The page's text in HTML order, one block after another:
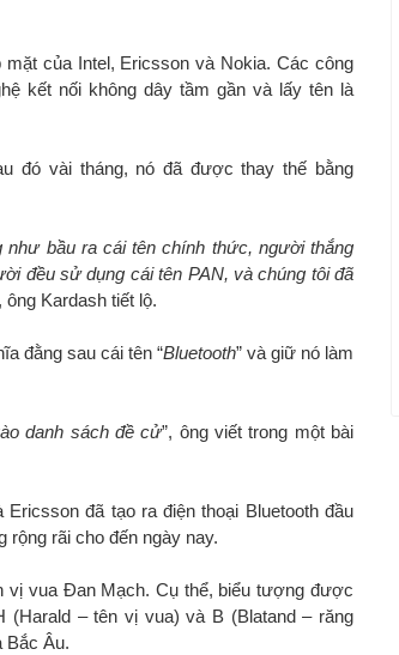
của Intel, Ericsson và Nokia. Các công
kết nối không dây tầm gần và lấy tên là
đó vài tháng, nó đã được thay thế bằng
bầu ra cái tên chính thức, người thắng
đều sử dụng cái tên PAN, và chúng tôi đã
ông Kardash tiết lộ.
đằng sau cái tên “Bluetooth” và giữ nó làm
danh sách đề cử”, ông viết trong một bài
đã tạo ra điện thoại Bluetooth đầu
rộng rãi cho đến ngày nay.
vị vua Đan Mạch. Cụ thể, biểu tượng được
– tên vị vua) và B (Blatand – răng
Bắc Âu.